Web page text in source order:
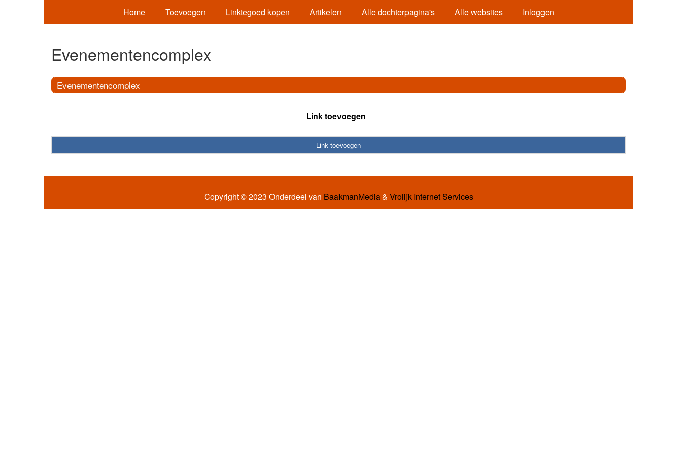
Home Toevoegen Linktegoed kopen Artikelen Alle dochterpagina's Alle websites Inloggen
Evenementencomplex
Evenementencomplex
Link toevoegen
Link toevoegen
Copyright © 2023 Onderdeel van BaakmanMedia& Vrolijk Internet Services